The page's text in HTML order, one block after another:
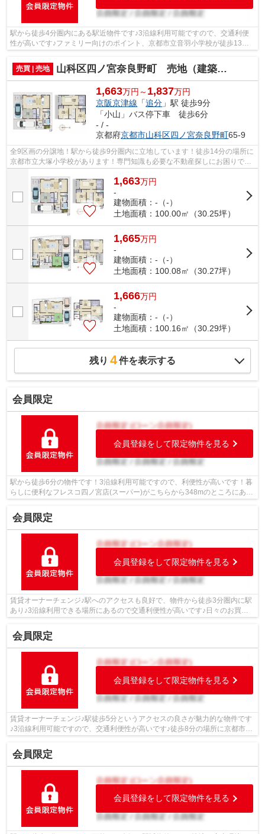
駅から徒歩4分圏内にある駅近物件です♪3沿線利用可能ですので、交通利便
性が高いです♪ファミリー向けのポイント、京都市立音羽小学校が徒歩13分
売買 | 売地
山科区四ノ宮奈良野町 売地（建築条件付き）
1,663万円～ 1,837万円
京阪京津線 「追分 」駅 徒歩9分
「小山」バス停下車 徒歩6分
- / -
京都府京都市山科区四ノ宮奈良野町65-9
全9区画の分譲地！駅から徒歩9分圏内に立地しています！徒歩14分の場所に
京都市立大塚小学校があります！専門知識も必要な不動産探しにお困りでは
1,663万円
-
建物面積：-（-）
土地面積：100.00㎡（30.25坪）
1,665万円
-
建物面積：-（-）
土地面積：100.08㎡（30.27坪）
1,666万円
-
建物面積：-（-）
土地面積：100.16㎡（30.29坪）
残り 4件を表示する
会員限定
会員登録をして限定物件を見る
駅から徒歩6分の物件です！3沿線利用可能ですので、利便性が高いです！暮
らしに便利なフレスコ四ノ宮店(スーパー)がこちらから348mのところにあり
会員限定
会員登録をして限定物件を見る
賃貸オーナーチェンジ♪駅へのアクセスも良好で、物件から徒歩3分圏内に駅
あり♪3沿線利用できる場所にあるので交通利便性が高いです♪日々のお買い
会員限定
会員登録をして限定物件を見る
賃貸オーナーチェンジ♪駅徒歩5分というアクセスの良さが魅力的な物件です
♪3沿線利用可能ですので、交通利便性が高いです♪徒歩8分の場所に京都市立
会員限定
会員登録をして限定物件を見る